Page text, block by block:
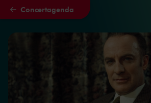
Naar hoofdcontent
Concertagenda